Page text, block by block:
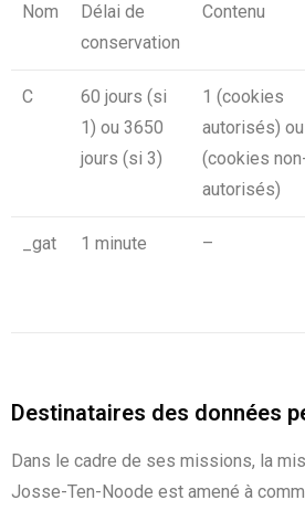
Nom
Délai de
conservation
Contenu
C
60 jours (si
1) ou 3650
jours (si 3)
1 (cookies
autorisés)
(cookies
autorisés)
_gat 1 minute –
Destinataires des données
Dans le cadre de ses missions, la
Josse-Ten-Noode est amené à